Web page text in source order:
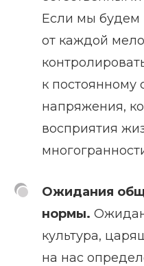
Если мы будем
от каждой
к постоянному
напряжения,
восприятия
Ожидания
нормы.
культура,
на нас